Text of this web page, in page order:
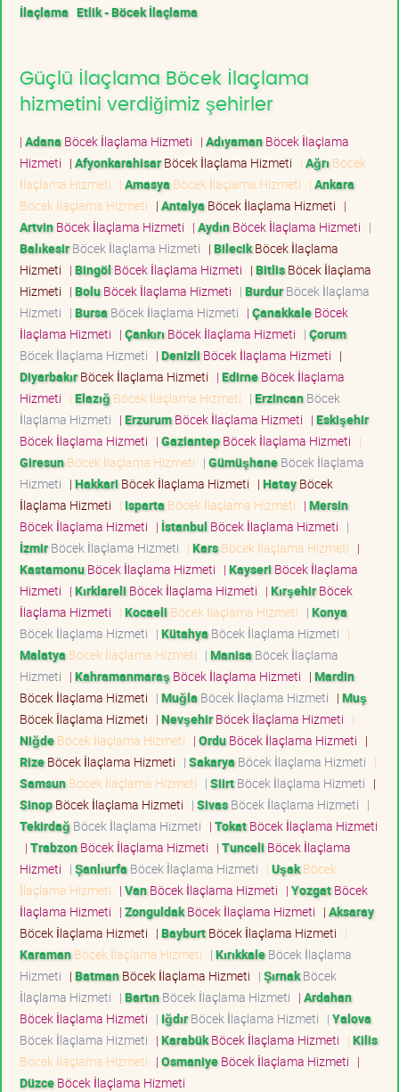
İlaçlama Etlik - Böcek İlaçlama
Güçlü İlaçlama Böcek İlaçlama
hizmetini verdiğimiz şehirler
| Adana Böcek İlaçlama Hizmeti | AdıyamanBöcek İlaçlama
Hizmeti | AfyonkarahisarBöcek İlaçlama Hizmeti | Ağrı Böcek
İlaçlama Hizmeti | Amasya Böcek İlaçlama Hizmeti | Ankara
Böcek İlaçlama Hizmeti | Antalya Böcek İlaçlama Hizmeti |
ArtvinBöcek İlaçlama Hizmeti | AydınBöcek İlaçlama Hizmeti |
BalıkesirBöcek İlaçlama Hizmeti | BilecikBöcek İlaçlama
Hizmeti | Bingöl Böcek İlaçlama Hizmeti | BitlisBöcek İlaçlama
Hizmeti | BoluBöcek İlaçlama Hizmeti | BurdurBöcek İlaçlama
Hizmeti | Bursa Böcek İlaçlama Hizmeti | ÇanakkaleBöcek
İlaçlama Hizmeti | Çankırı Böcek İlaçlama Hizmeti | Çorum
Böcek İlaçlama Hizmeti | Denizli Böcek İlaçlama Hizmeti |
DiyarbakırBöcek İlaçlama Hizmeti | EdirneBöcek İlaçlama
Hizmeti | Elazığ Böcek İlaçlama Hizmeti | ErzincanBöcek
İlaçlama Hizmeti | ErzurumBöcek İlaçlama Hizmeti | Eskişehir
Böcek İlaçlama Hizmeti | GaziantepBöcek İlaçlama Hizmeti |
GiresunBöcek İlaçlama Hizmeti | GümüşhaneBöcek İlaçlama
Hizmeti | Hakkari Böcek İlaçlama Hizmeti | HatayBöcek
İlaçlama Hizmeti | Isparta Böcek İlaçlama Hizmeti | Mersin
Böcek İlaçlama Hizmeti | İstanbul Böcek İlaçlama Hizmeti |
İzmirBöcek İlaçlama Hizmeti | KarsBöcek İlaçlama Hizmeti |
KastamonuBöcek İlaçlama Hizmeti | Kayseri Böcek İlaçlama
Hizmeti | Kırklareli Böcek İlaçlama Hizmeti | KırşehirBöcek
İlaçlama Hizmeti | Kocaeli Böcek İlaçlama Hizmeti | Konya
Böcek İlaçlama Hizmeti | Kütahya Böcek İlaçlama Hizmeti |
Malatya Böcek İlaçlama Hizmeti | Manisa Böcek İlaçlama
Hizmeti | Kahramanmaraş Böcek İlaçlama Hizmeti | Mardin
Böcek İlaçlama Hizmeti | Muğla Böcek İlaçlama Hizmeti | Muş
Böcek İlaçlama Hizmeti | NevşehirBöcek İlaçlama Hizmeti |
NiğdeBöcek İlaçlama Hizmeti | OrduBöcek İlaçlama Hizmeti |
RizeBöcek İlaçlama Hizmeti | Sakarya Böcek İlaçlama Hizmeti |
SamsunBöcek İlaçlama Hizmeti | SiirtBöcek İlaçlama Hizmeti |
SinopBöcek İlaçlama Hizmeti | SivasBöcek İlaçlama Hizmeti |
Tekirdağ Böcek İlaçlama Hizmeti | TokatBöcek İlaçlama Hizmeti
| TrabzonBöcek İlaçlama Hizmeti | Tunceli Böcek İlaçlama
Hizmeti | Şanlıurfa Böcek İlaçlama Hizmeti | UşakBöcek
İlaçlama Hizmeti | VanBöcek İlaçlama Hizmeti | YozgatBöcek
İlaçlama Hizmeti | ZonguldakBöcek İlaçlama Hizmeti | Aksaray
Böcek İlaçlama Hizmeti | BayburtBöcek İlaçlama Hizmeti |
KaramanBöcek İlaçlama Hizmeti | KırıkkaleBöcek İlaçlama
Hizmeti | BatmanBöcek İlaçlama Hizmeti | ŞırnakBöcek
İlaçlama Hizmeti | BartınBöcek İlaçlama Hizmeti | Ardahan
Böcek İlaçlama Hizmeti | IğdırBöcek İlaçlama Hizmeti | Yalova
Böcek İlaçlama Hizmeti | KarabükBöcek İlaçlama Hizmeti | Kilis
Böcek İlaçlama Hizmeti | OsmaniyeBöcek İlaçlama Hizmeti |
DüzceBöcek İlaçlama Hizmeti